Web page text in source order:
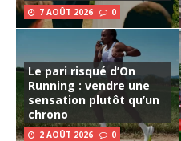
7 AOÛT 2026 0
Le pari risqué d’On
Running : vendre une
sensation plutôt qu’un
chrono
2 AOÛT 2026 0